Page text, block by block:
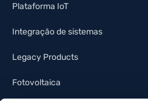
Plataforma IoT
Integração de sistemas
Legacy Products
Fotovoltaica